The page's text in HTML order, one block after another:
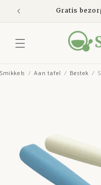
naar de
content
Gratis
Smikkels Aan tafel Bestek